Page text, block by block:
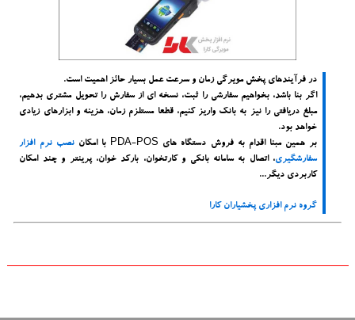
در فرآیندهای پخش مویرگی زمان وسرعت عمل بسیار حائز اهمیت است.
اگر بنا باشد، بخواهیم سفارشی را ثبت، نسخه ای از سفارش را تحویل مشتری بدهیم،
مبلغ دریافتی را نیز به بانک واریز کنیم، قطعا مستلزم زمان، هزینه و ابزارهای زیادی
خواهد بود.
بر همین مبنا اقدام به فروش دستگاه های PDA-POS با امکان
نصب نرم افزار
سفارشگیری، اتصال به سامانه بانکی و کارتخوان، بارکد خوان، پرینتر و چند امکان
کاربردی دیگر...
گروه نرم افزاری پخشیاران کارا